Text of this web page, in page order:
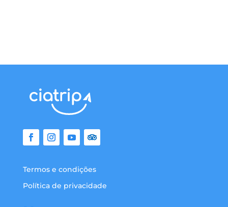
Termos e condições
Política de privacidade